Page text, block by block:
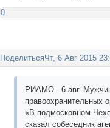
0
ПоделитьсяЧт, 6 Авг 2015
РИАМО - 6 авг.
правоохранительных
«В подмосковном
сказал собеседник